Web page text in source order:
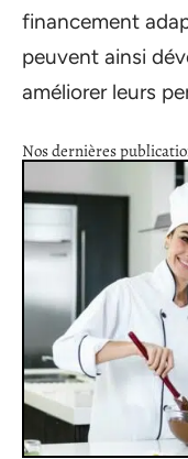
financement
peuvent ainsi
améliorer leurs
Nos dernières